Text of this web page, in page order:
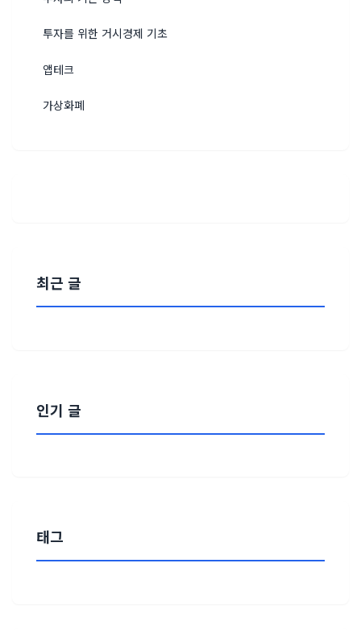
투자를 위한 거시경제 기초
앱테크
가상화폐
최근 글
인기 글
태그